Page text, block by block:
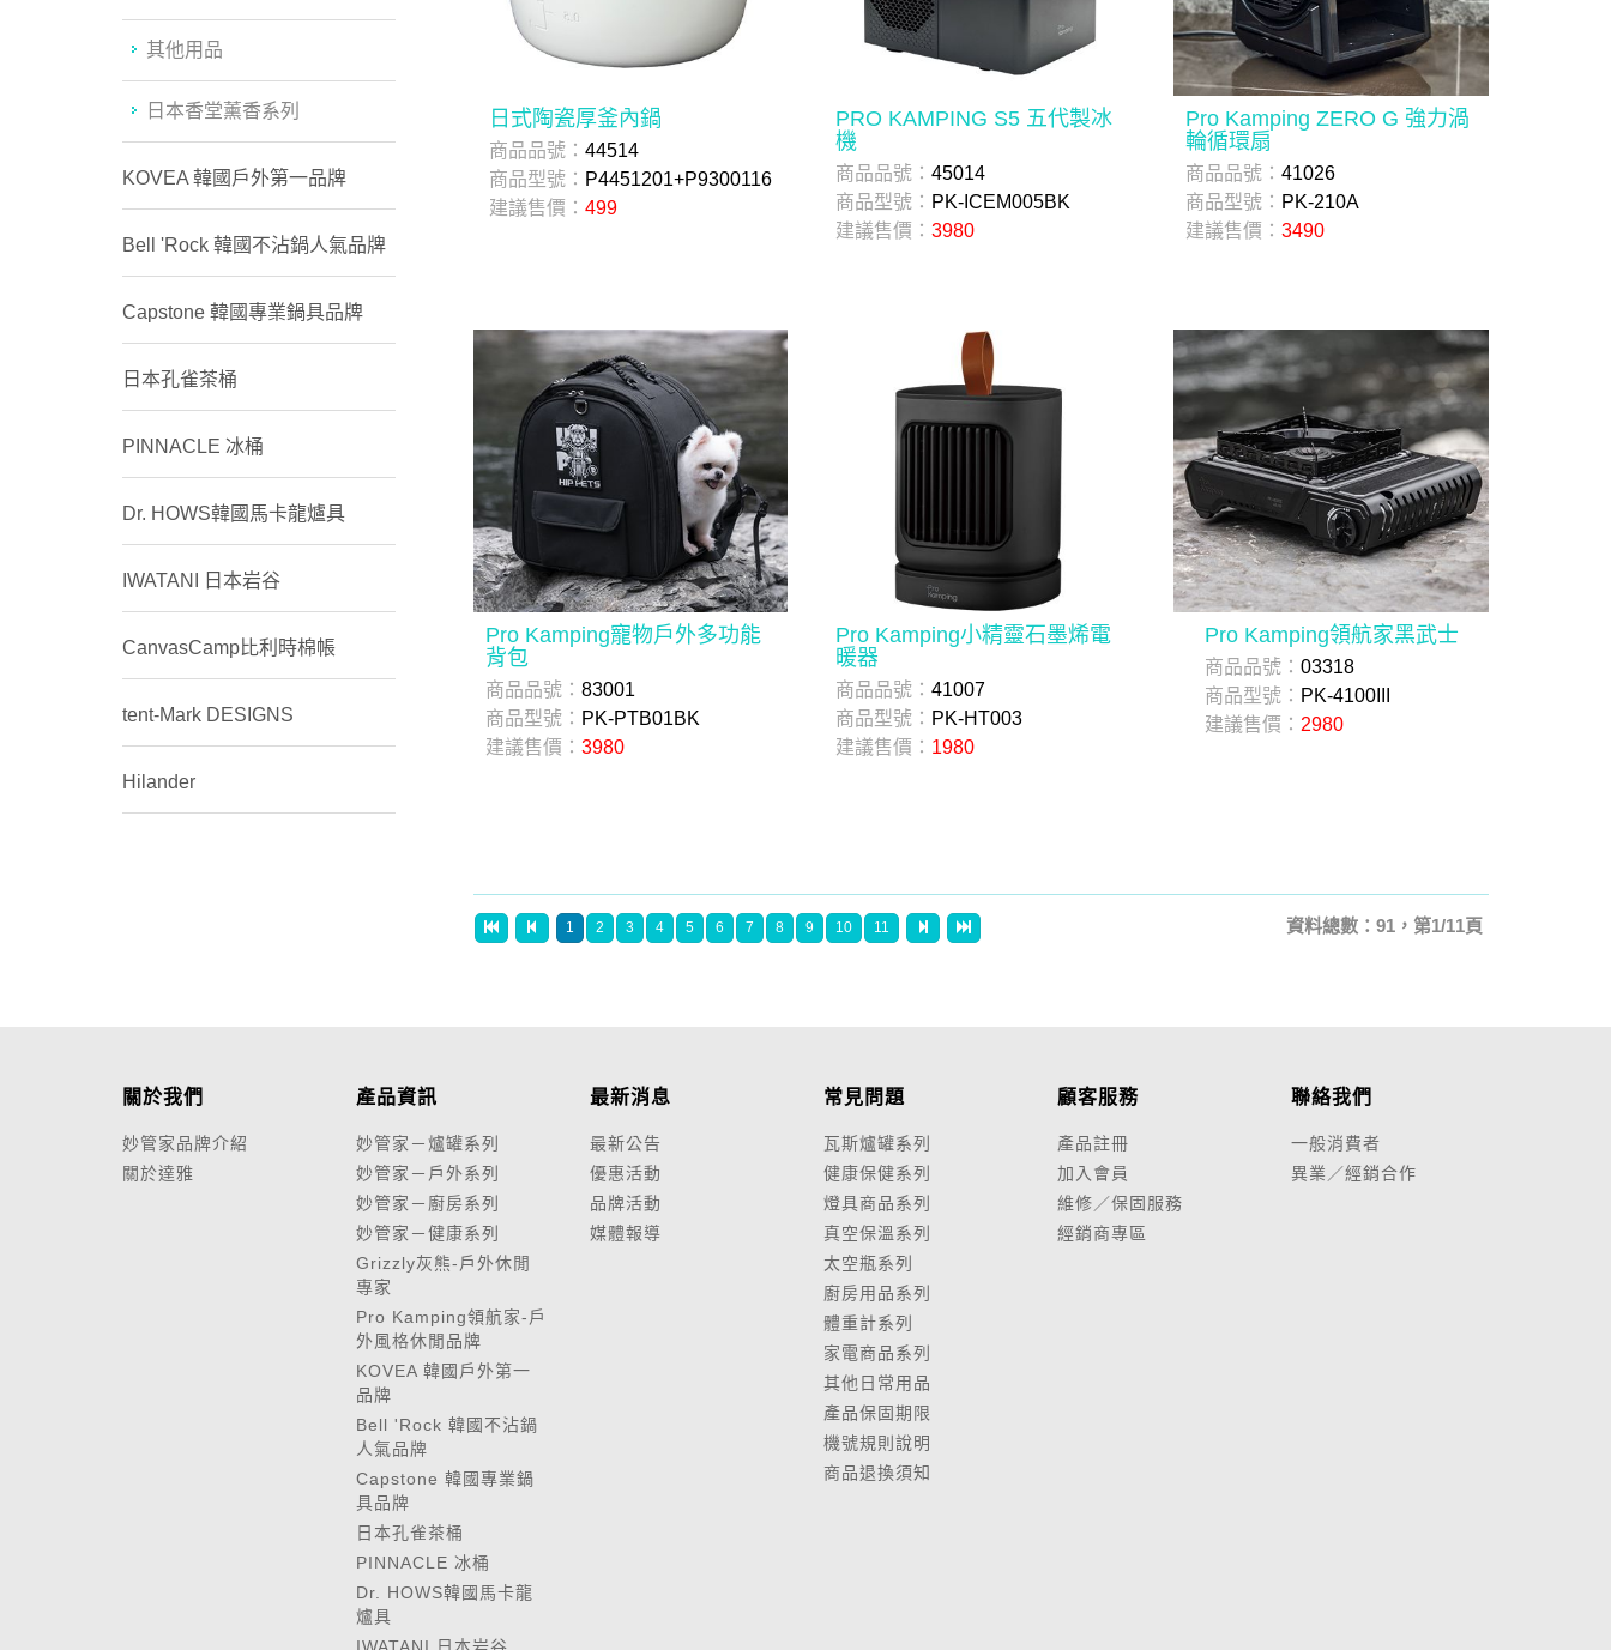
其他用品
日本香堂薰香系列
KOVEA 韓國戶外第一品牌
Bell 'Rock 韓國不沾鍋人氣品牌
Capstone 韓國專業鍋具品牌
日本孔雀茶桶
PINNACLE 冰桶
Dr. HOWS韓國馬卡龍爐具
IWATANI 日本岩谷
CanvasCamp比利時棉帳
tent-Mark DESIGNS
Hilander
日式陶瓷厚釜內鍋
商品品號： 44514
商品型號： P4451201+P9300116
建議售價： 499
PRO KAMPING S5 五代製冰
機
商品品號： 45014
商品型號： PK-ICEM005BK
建議售價： 3980
Pro Kamping ZERO G 強力渦
輪循環扇
商品品號：41026
商品型號： PK-210A
建議售價：3490
Pro Kamping寵物戶外多功能
背包
商品品號： 83001
商品型號： PK-PTB01BK
建議售價： 3980
Pro Kamping小精靈石墨烯電
暖器
商品品號： 41007
商品型號： PK-HT003
建議售價： 1980
Pro Kamping領航家黑武士
商品品號： 03318
商品型號： PK-4100III
建議售價： 2980
1 2 3 4 5 6 7 8 9 10 11 資料總數：91，第1/11頁
關於我們
妙管家品牌介紹
關於達雅
產品資訊
妙管家－爐罐系列
妙管家－戶外系列
妙管家－廚房系列
妙管家－健康系列
Grizzly灰熊-戶外休閒
專家
Pro Kamping領航家-戶
外風格休閒品牌
KOVEA 韓國戶外第一
品牌
Bell 'Rock 韓國不沾鍋
人氣品牌
Capstone 韓國專業鍋
具品牌
日本孔雀茶桶
PINNACLE 冰桶
Dr. HOWS韓國馬卡龍
爐具
最新消息
最新公告
優惠活動
品牌活動
媒體報導
常見問題
瓦斯爐罐系列
健康保健系列
燈具商品系列
真空保溫系列
太空瓶系列
廚房用品系列
體重計系列
家電商品系列
其他日常用品
產品保固期限
機號規則說明
商品退換須知
顧客服務
產品註冊
加入會員
維修／保固服務
經銷商專區
聯絡我們
一般消費者
異業／經銷合作